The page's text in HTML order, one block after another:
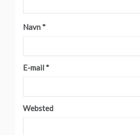
Navn *
E-mail *
Websted